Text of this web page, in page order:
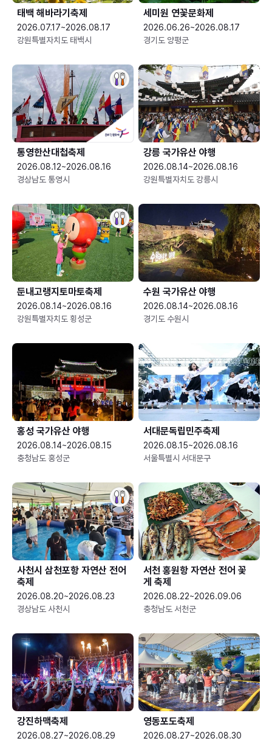
태백 해바라기축제
2026.07.17~2026.08.17
강원특별자치도 태백시
세미원 연꽃문화제
2026.06.26~2026.08.17
경기도 양평군
통영한산대첩축제
2026.08.12~2026.08.16
경상남도 통영시
강릉 국가유산 야행
2026.08.14~2026.08.16
강원특별자치도 강릉시
둔내고랭지토마토축제
2026.08.14~2026.08.16
강원특별자치도 횡성군
수원 국가유산 야행
2026.08.14~2026.08.16
경기도 수원시
홍성 국가유산 야행
2026.08.14~2026.08.15
충청남도 홍성군
서대문독립민주축제
2026.08.15~2026.08.16
서울특별시 서대문구
사천시 삼천포항 자연산 전어
축제
2026.08.20~2026.08.23
경상남도 사천시
서천 홍원항 자연산 전어 꽃
게 축제
2026.08.22~2026.09.06
충청남도 서천군
강진하맥축제
2026.08.27~2026.08.29
영동포도축제
2026.08.27~2026.08.30